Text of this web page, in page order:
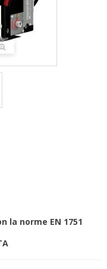
la norme EN 1751